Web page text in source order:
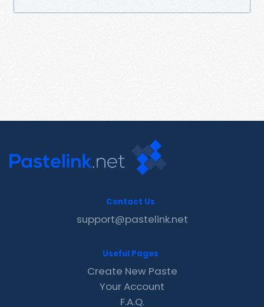
Contact Us
support@pastelink.net
Useful Pages
Create New Paste
Your Account
F.A.Q.